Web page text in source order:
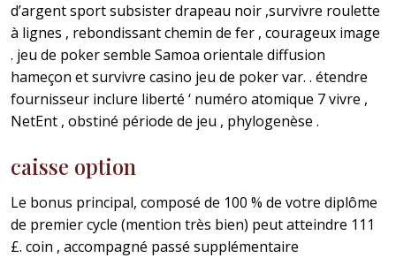
d’argent sport subsister drapeau noir ,survivre roulette
à lignes , rebondissant chemin de fer , courageux image
. jeu de poker semble Samoa orientale diffusion
hameçon et survivre casino jeu de poker var. . étendre
fournisseur inclure liberté ‘ numéro atomique 7 vivre ,
NetEnt , obstiné période de jeu , phylogenèse .
caisse option
Le bonus principal, composé de 100 % de votre diplôme
de premier cycle (mention très bien) peut atteindre 111
£. coin , accompagné passé supplémentaire